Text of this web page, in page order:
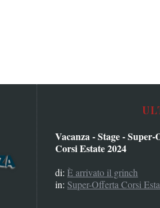
Vacanza - Stage - Super-
Corsi Estate 2024
di:È arrivato il grinch
in: Super-Offerta Corsi